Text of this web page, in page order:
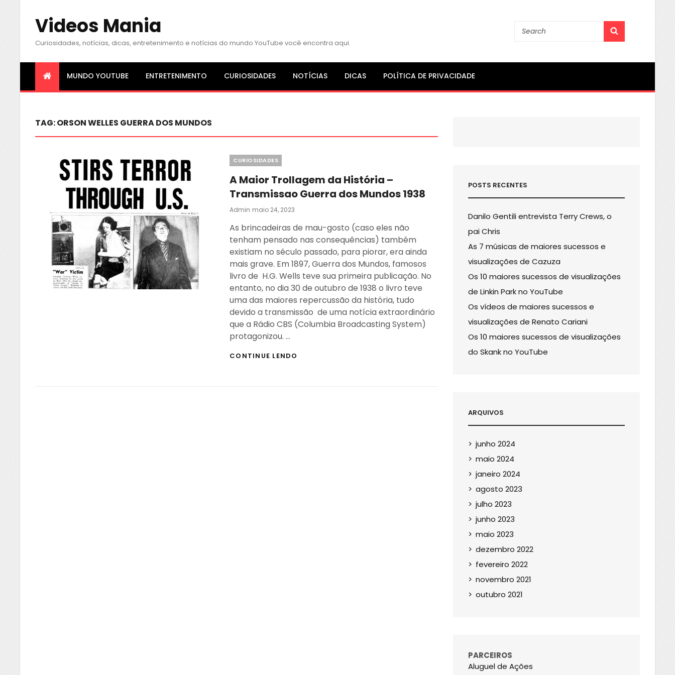
Videos Mania
Curiosidades, notícias, dicas, entretenimento e notícias do mundo YouTube você encontra aqui.
Search
MUNDO YOUTUBE ENTRETENIMENTO CURIOSIDADES NOTÍCIAS DICAS POLÍTICA DE PRIVACIDADE
TAG:ORSON WELLES GUERRA DOS MUNDOS
Categories
CURIOSIDADES
A Maior Trollagem da História –
Transmissao Guerra dos Mundos 1938
Admin Posted
Maio 24, 2023
As brincadeiras de mau-gosto (caso eles não
tenham pensado nas consequências) também
existiam no século passado, para piorar, era ainda
mais grave. Em 1897, Guerra dos Mundos, famosos
livro de H.G. Wells teve sua primeira publicação. No
entanto, no dia 30 de outubro de 1938 o livro teve
uma das maiores repercussão da história, tudo
devido a transmissão de uma notícia extraordinário
que a Rádio CBS (Columbia Broadcasting System)
protagonizou. …
CONTINUE LENDO
POSTS RECENTES
Danilo Gentili entrevista Terry Crews, o
pai Chris
As 7 músicas de maiores sucessos e
visualizações de Cazuza
Os 10 maiores sucessos de visualizações
de Linkin Park no YouTube
Os vídeos de maiores sucessos e
visualizações de Renato Cariani
Os 10 maiores sucessos de visualizações
do Skank no YouTube
ARQUIVOS
junho 2024
maio 2024
janeiro 2024
agosto 2023
julho 2023
junho 2023
maio 2023
dezembro 2022
fevereiro 2022
novembro 2021
outubro 2021
PARCEIROS
Aluguel de Ações